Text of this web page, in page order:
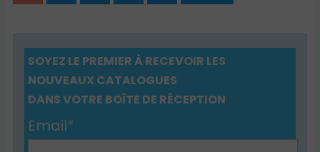
SOYEZ LE PREMIER À RECEVOIR LES
NOUVEAUX CATALOGUES
DANS VOTRE BOÎTE DE RÉCEPTION
Email*